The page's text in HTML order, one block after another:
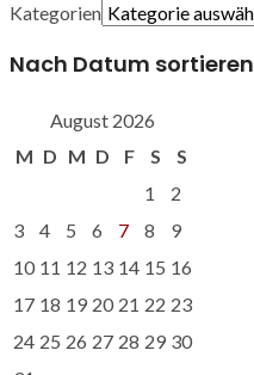
Kategorien
Nach Datum sortieren
August 2026
M D M D F S
S
1
2
3
4 5 6 7 8
9
10 11 12 13 14 15 16
17 18 19 20 21 22 23
24 25 26 27 28 29 30